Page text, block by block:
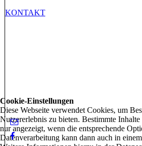
KONTAKT
Cookie-Einstellungen
Diese Webseite verwendet Cookies, um
Nutzererlebnis zu bieten. Bestimmte
nur angezeigt, wenn die entsprechende
Datenverarbeitung kann dann auch in